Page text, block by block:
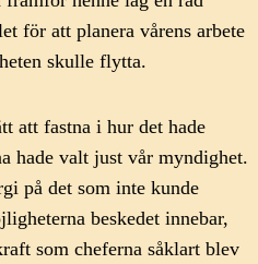
för att planera vårens arbete
skulle flytta.
att fastna i hur det hade
hade valt just vår myndighet.
på det som inte kunde
beskedet innebar,
som cheferna såklart blev